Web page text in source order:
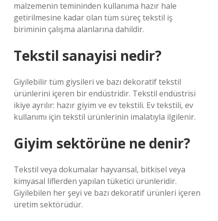
malzemenin temininden kullanıma hazır hale
getirilmesine kadar olan tüm süreç tekstil iş
biriminin çalışma alanlarına dahildir.
Tekstil sanayisi nedir?
Giyilebilir tüm giysileri ve bazı dekoratif tekstil
ürünlerini içeren bir endüstridir. Tekstil endüstrisi
ikiye ayrılır: hazır giyim ve ev tekstili. Ev tekstili, ev
kullanımı için tekstil ürünlerinin imalatıyla ilgilenir.
Giyim sektörüne ne denir?
Tekstil veya dokumalar hayvansal, bitkisel veya
kimyasal liflerden yapılan tüketici ürünleridir.
Giyilebilen her şeyi ve bazı dekoratif ürünleri içeren
üretim sektörüdür.